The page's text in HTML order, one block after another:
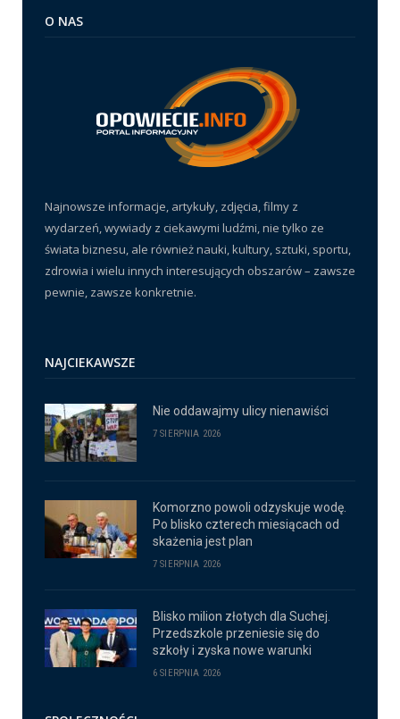
O NAS
Najnowsze informacje, artykuły, zdjęcia, filmy z
wydarzeń, wywiady z ciekawymi ludźmi, nie tylko ze
świata biznesu, ale również nauki, kultury, sztuki, sportu,
zdrowia i wielu innych interesujących obszarów – zawsze
pewnie, zawsze konkretnie.
NAJCIEKAWSZE
Nie oddawajmy ulicy nienawiści
7 SIERPNIA 2026
Komorzno powoli odzyskuje wodę.
Po blisko czterech miesiącach od
skażenia jest plan
7 SIERPNIA 2026
Blisko milion złotych dla Suchej.
Przedszkole przeniesie się do
szkoły i zyska nowe warunki
6 SIERPNIA 2026